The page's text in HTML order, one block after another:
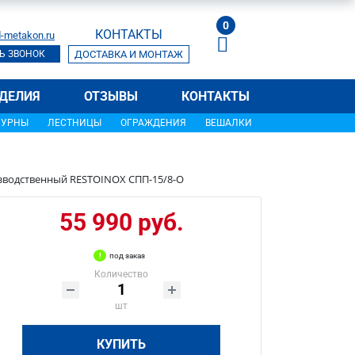
metakon.ru
ЗВОНОК
КОНТАКТЫ
ДОСТАВКА И МОНТАЖ
0
ОТЗЫВЫ КОНТАКТЫ
УРНЫ ЛЕСТНИЦЫ ОГРАЖДЕНИЯ ВЕШАЛКИ
RESTOINOX СПП-15/8-О
55 990 руб.
под заказ
Количество
шт
КУПИТЬ